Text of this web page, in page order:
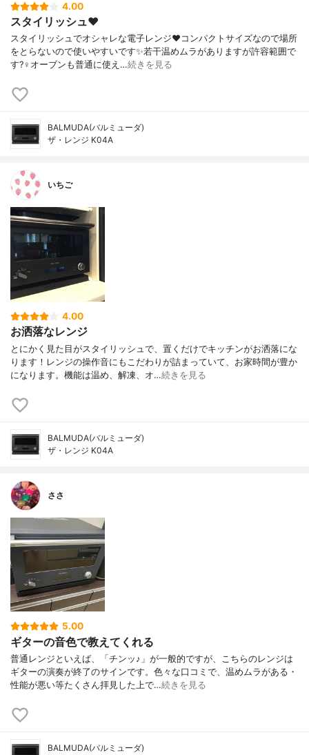
4.00
スタイリッシュ❤️
スタイリッシュでオシャレな電子レンジ❤️コンパクトサイズなので場所
をとらないので使いやすいです✨若干温めムラがありますが許容範囲で
す?‍♀️オーブンも普通に使え…続きを見る
BALMUDA(バルミューダ)
ザ・レンジ K04A
いちご
4.00
お洒落なレンジ
とにかく見た目がスタイリッシュで、置くだけでキッチンがお洒落にな
ります！レンジの操作音にもこだわりが詰まっていて、お家時間が豊か
になります。機能は温め、解凍、オ…続きを見る
BALMUDA(バルミューダ)
ザ・レンジ K04A
ささ
5.00
ギターの音色で教えてくれる
普通レンジといえば、「チンッ♪」が一般的ですが、こちらのレンジは
ギターの演奏が終了のサインです。色々な口コミで、温めムラがある・
性能が悪い等たくさん拝見した上で…続きを見る
BALMUDA(バルミューダ)